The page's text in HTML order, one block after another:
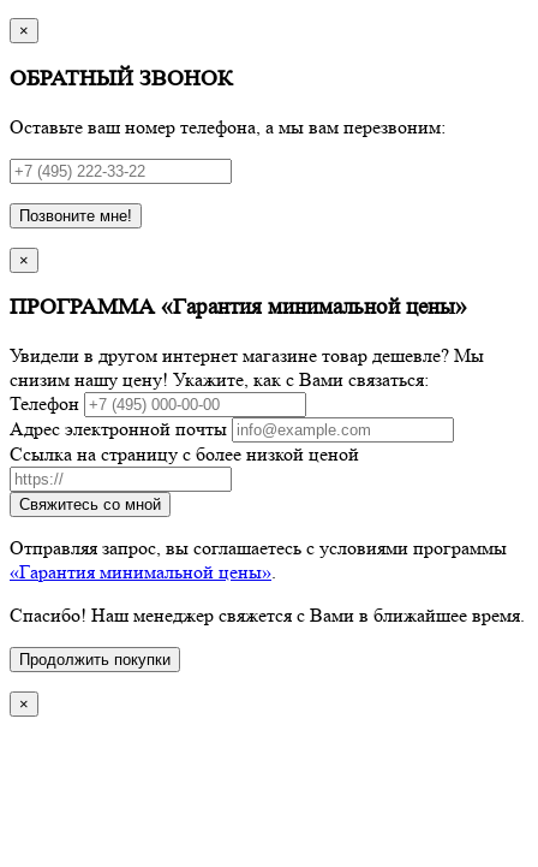
×
ОБРАТНЫЙ ЗВОНОК
Оставьте ваш номер телефона, а мы вам перезвоним:
Позвоните мне!
×
ПРОГРАММА «Гарантия минимальной цены»
Увидели в другом интернет магазине товар дешевле? Мы
снизим нашу цену! Укажите, как с Вами связаться:
Телефон
Адрес электронной почты
Ссылка на страницу с более низкой ценой
Свяжитесь со мной
Отправляя запрос, вы соглашаетесь с условиями программы
«Гарантия минимальной цены».
Спасибо! Наш менеджер свяжется с Вами в ближайшее время.
Продолжить покупки
×